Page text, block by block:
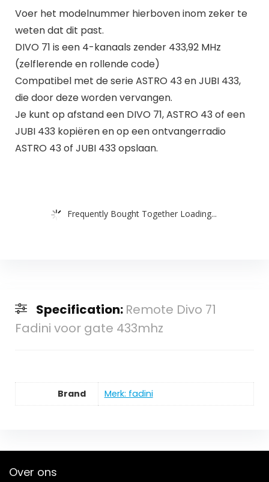
Voer het modelnummer hierboven inom zeker te
weten dat dit past.
DIVO 71 is een 4-kanaals zender 433,92 MHz
(zelflerende en rollende code)
Compatibel met de serie ASTRO 43 en JUBI 433,
die door deze worden vervangen.
Je kunt op afstand een DIVO 71, ASTRO 43 of een
JUBI 433 kopiëren en op een ontvangerradio
ASTRO 43 of JUBI 433 opslaan.
Frequently Bought Together Loading...
Specification: Remote Divo 71
Fadini voor gate 433mhz
Brand Merk: fadini
Over ons